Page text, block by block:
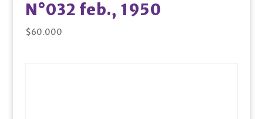
N°032 feb., 1950
$60.000